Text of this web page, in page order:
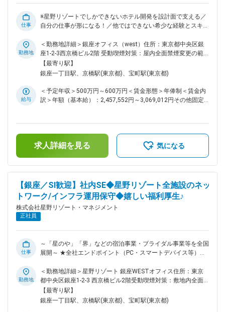
いく活動へと取り組んでいくことができます。 ■裁量 中長期
的目線ではセールス＆マーケティング観点から施設やブランド
のあるべき姿を描いたり、短中期目線では年度単位や月次単位
めに自分でやるべきことやその進捗を管理していきます。 ブ
ランドとしての取り組みの中での活動になるためその領域を考
慮することは必要で、周囲とコンセンサスをとって進めていく
ことも求められますが、提案型の働き方ができる点も魅力で
す。 変更の範囲：会社の定める業務
仕事
※星野リゾートでしかできないホテル開発を設計面で支える／
自分の仕事が形になる！／他ではできない希少な経験とスキル
りたい”を形にするお仕事～ ■業務概要： 星のや・界などを中
心としたリゾート国内旅館の新築や改修開発計画全般 ■業務詳
細： （1） 事業用地の取得に関する（許認可、資源、インフ
ラなど）、事業計画上の課題抽出やその解決に関する支援業
源、インフラ、土木、環境など）、各種の調査や評価、解決、
提案 （3） 建築物などの計画や設計、PM支援業務（基本構
理、予算管理、 （5） SDGsの推進、新技術導入の検討、各
種の課題に対する解決 ※下記業務は対象外となります ・施設
管理業務（ファシリティマネジメント）およびアセットマネジ
メント ・海外案件 ・新規開発案件の取得業務 ・ホテル開発に
籍しております。 ■プロジェクトチームについて 当部1～2
名：コスト・許認可・どんな方法で工事をするかを検討 ※建
築・電気・外溝で役割分担が無く一気通貫で携わることができ
ます （2）PM1～2名：ハンドリング事業企画・マーケ・コン
セプト・スケジュール管理 （3）社外建築デザイナー・インテ
勤務地
＜勤務地詳細＞銀座オフィス（west）住所：東京都中央区銀
座1-2-3西京橋ビル2階 受動喫煙対策：屋内全面禁煙変更の範
囲：会社の定める事業所
【最寄り駅】
銀座一丁目駅、京橋駅(東京都)、宝町駅(東京都)
給与
＜予定年収＞500万円～600万円＜賃金形態＞年俸制＜賃金内
訳＞年額（基本給）：2,457,552円～3,069,012円その他固定
律手当を含む）＜昇給有無＞有＜残業手当＞有＜給与補足＞■
年俸制■入社後は能力評価制度に伴いご実力により翌年度の年
俸が決定していきます。賃金はあくまでも目安の金額であり、
当を含めた表記です。
求人詳細を見る 気になる
【銀座／SI歓迎】社内SE◆星野リゾート全施設のネッ
トワーク/インフラ運用保守◆嬉しい福利厚生♪
株式会社星野リゾート・マネジメント
正社員
仕事
～「星のや」「界」などの宿泊事業・ブライダル事業等を全国
展開～ ★全社エンドポイント（PC・スマートデバイス等）お
築・運用を推進 ★Gartner社が提唱する最新のセキュリティ思
想を取り入れながら、モダンなIT環境の実現に携わりスキルア
ップ可能 ★約5,000名の社員が在籍する星野リゾートにて、国
内外の宿泊施設およびオフィスにおけるエンドポイント管理・
勤務地
＜勤務地詳細＞星野リゾート 銀座WESTオフィス住所：東京
都中央区銀座1-2-3 西京橋ビル2階受動喫煙対策：敷地内全面
禁煙変更の範囲：会社の定める事業所
【最寄り駅】
銀座一丁目駅、京橋駅(東京都)、宝町駅(東京都)